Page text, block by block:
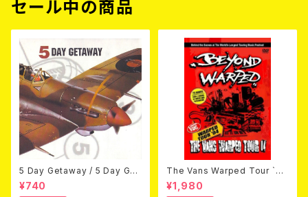
セール中の商品
5 Day Getaway / 5 Day Get
away (CDEP)
¥740
The Vans Warped Tour `04
Beyond Warped (国内盤DV
D)
¥1,980